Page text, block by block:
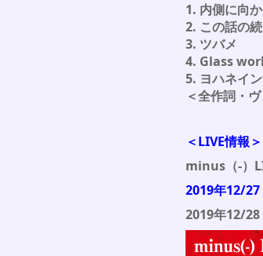
1. 内側に向
2. この話の
3. ツバメ
4. Glass
5. ヨハネイ
＜全作詞・
＜LIVE情報＞
minus（-）
2019年12/
2019年12/